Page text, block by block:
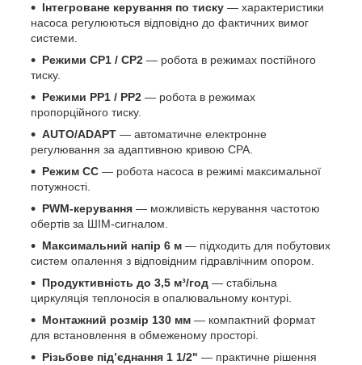
Інтегроване керування по тиску — характеристики
насоса регулюються відповідно до фактичних вимог
системи.
Режими CP1 / CP2 — робота в режимах постійного
тиску.
Режими PP1 / PP2 — робота в режимах
пропорційного тиску.
AUTO/ADAPT — автоматичне електронне
регулювання за адаптивною кривою CPA.
Режим CC — робота насоса в режимі максимальної
потужності.
PWM-керування — можливість керування частотою
обертів за ШІМ-сигналом.
Максимальний напір 6 м — підходить для побутових
систем опалення з відповідним гідравлічним опором.
Продуктивність до 3,5 м³/год — стабільна
циркуляція теплоносія в опалювальному контурі.
Монтажний розмір 130 мм — компактний формат
для встановлення в обмеженому просторі.
Різьбове під’єднання 1 1/2" — практичне рішення